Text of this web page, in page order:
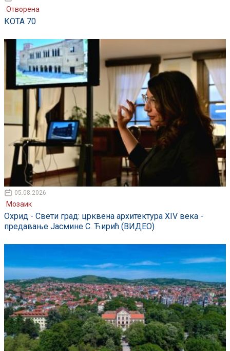
Отворена
КОТА 70
05.08.2026
Мозаик
Охрид - Свети град: црквена архитектура XIV века -
предавање Јасмине С. Ћирић (ВИДЕО)